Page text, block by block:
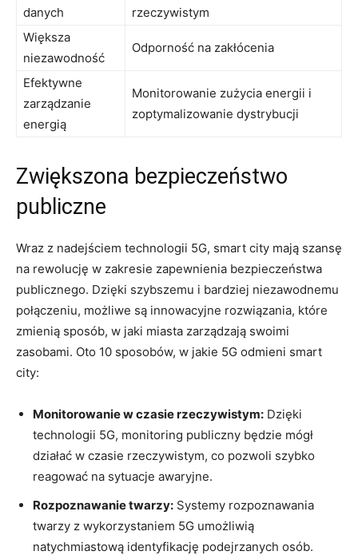
danych
rzeczywistym
Większa
niezawodność
Odporność na zakłócenia
Efektywne
zarządzanie
energią
Monitorowanie zużycia energii i
zoptymalizowanie ‍dystrybucji
Zwiększona bezpieczeństwo‌
publiczne
Wraz z nadejściem technologii 5G,⁢ smart city mają szansę
na rewolucję w zakresie zapewnienia⁣ bezpieczeństwa
publicznego. Dzięki szybszemu i bardziej niezawodnemu
połączeniu, możliwe⁢ są innowacyjne ⁢rozwiązania,‌ które
zmienią ‌sposób, w jaki‌ miasta ‌zarządzają swoimi
zasobami. Oto ‍10 sposobów, w jakie 5G odmieni ‌smart
⁣city:
Monitorowanie w czasie rzeczywistym: Dzięki
technologii⁣ 5G, monitoring publiczny będzie mógł
działać ​w czasie rzeczywistym,⁢ co pozwoli szybko
reagować na sytuacje ⁤awaryjne.
Rozpoznawanie twarzy: ​Systemy rozpoznawania⁢
twarzy z wykorzystaniem 5G umożliwią
natychmiastową ‍identyfikację podejrzanych osób.